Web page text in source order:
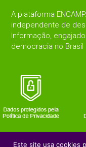
A plataforma
independente de
Informação,
democracia no Brasil
Este site usa cookies